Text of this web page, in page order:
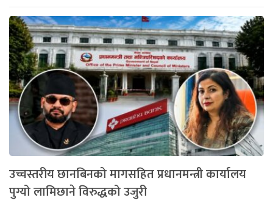
उच्चस्तरीय छानबिनको मागसहित प्रधानमन्त्री कार्यालय
पुग्यो लामिछाने विरुद्धको उजुरी